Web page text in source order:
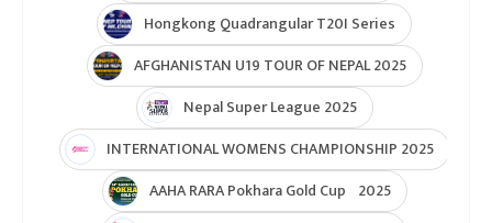
Hongkong Quadrangular T20I Series
AFGHANISTAN U19 TOUR OF NEPAL 2025
Nepal Super League 2025
INTERNATIONAL WOMENS CHAMPIONSHIP 2025
AAHA RARA Pokhara Gold Cup 2025